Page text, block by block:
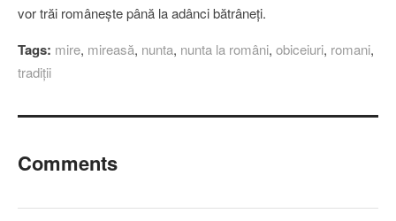
vor trăi româneşte până la adânci bătrâneţi.
Tags: mire, mireasă, nunta, nunta la români, obiceiuri, romani,
tradiţii
Comments